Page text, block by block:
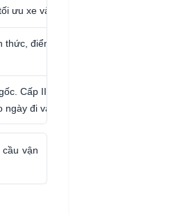
ưu xe và quản lý đoàn.
điểm đón và yêu cầu vận
Cấp III hiện chưa có giá công
đi và quy mô đoàn.
vận